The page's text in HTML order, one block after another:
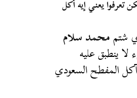
تعرفوا يعني إيه أكل
شتممحمد سلام
لا ينطبق عليه
المفطح السعودي